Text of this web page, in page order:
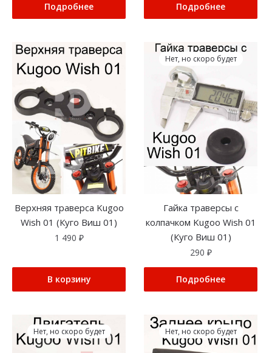
Подробнее Подробнее
Верхняя траверса Kugoo
Wish 01 (Куго Виш 01)
1 490 ₽
В корзину
Нет, но скоро будет
Гайка траверсы с
колпачком Kugoo Wish 01
(Куго Виш 01)
290 ₽
Подробнее
Нет, но скоро будет Нет, но скоро будет